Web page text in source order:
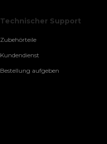
Technischer Support
Zubehörteile
Kundendienst
Bestellung aufgeben